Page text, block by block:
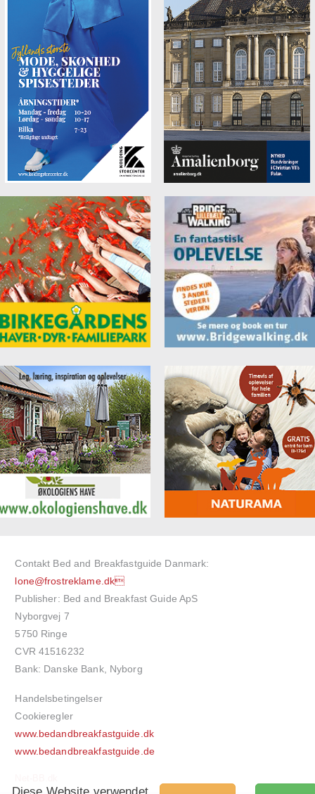
Contakt Bed and Breakfastguide Danmark:
lone@frostreklame.dk
Publisher: Bed and Breakfast Guide ApS
Nyborgvej 7
5750 Ringe
CVR 41516232
Bank: Danske Bank, Nyborg
Handelsbetingelser
Cookieregler
www.bedandbreakfastguide.dk
www.bedandbreakfastguide.de